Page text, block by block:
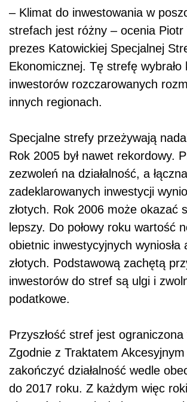
– Klimat do inwestowania w
strefach jest różny – ocenia Piotr
prezes Katowickiej Specjalnej
Ekonomicznej. Tę strefę wybrało
inwestorów rozczarowanych
innych regionach.
Specjalne strefy przeżywają
Rok 2005 był nawet rekordowy.
zezwoleń na działalność, a
zadeklarowanych inwestycji
złotych. Rok 2006 może okazać
lepszy. Do połowy roku wartość
obietnic inwestycyjnych wyniosła
złotych. Podstawową zachętą
inwestorów do stref są ulgi i
podatkowe.
Przyszłość stref jest ograniczona
Zgodnie z Traktatem
zakończyć działalność wedle
do 2017 roku. Z każdym więc